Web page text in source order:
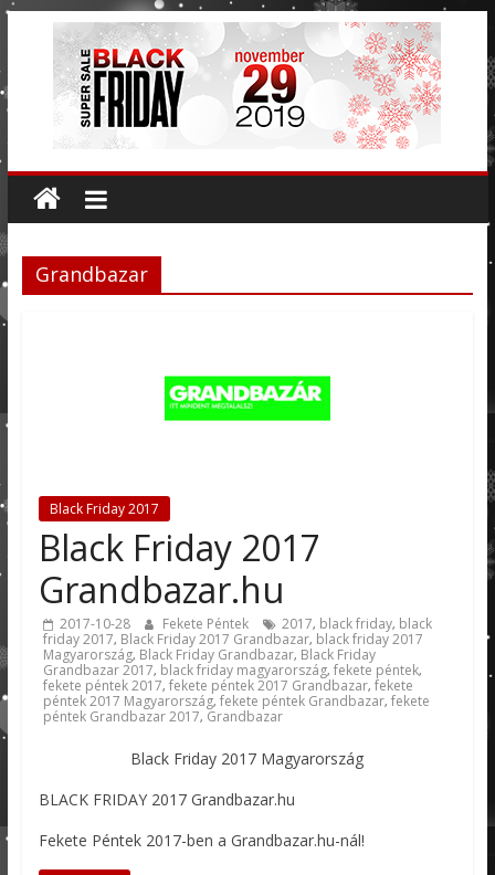
Grandbazar
Black Friday 2017
Black Friday 2017
Grandbazar.hu
2017-10-28 Fekete Péntek 2017, black friday, black
friday 2017, Black Friday 2017 Grandbazar, black friday 2017
Magyarország, Black Friday Grandbazar, Black Friday
Grandbazar 2017, black friday magyarország, fekete péntek,
fekete péntek 2017, fekete péntek 2017 Grandbazar, fekete
péntek 2017 Magyarország, fekete péntek Grandbazar, fekete
péntek Grandbazar 2017, Grandbazar
Black Friday 2017 Magyarország
BLACK FRIDAY 2017 Grandbazar.hu
Fekete Péntek 2017-ben a Grandbazar.hu-nál!